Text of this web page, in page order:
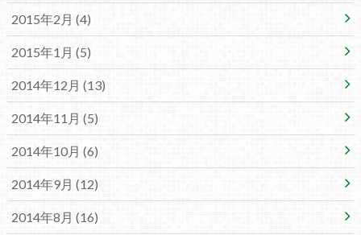
2015年2月 (4)
2015年1月 (5)
2014年12月 (13)
2014年11月 (5)
2014年10月 (6)
2014年9月 (12)
2014年8月 (16)